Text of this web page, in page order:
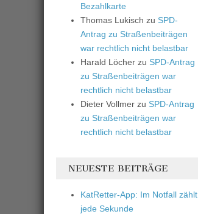
Bezahlkarte
Thomas Lukisch zu SPD-
Antrag zu Straßenbeiträgen
war rechtlich nicht belastbar
Harald Löcher zu SPD-Antrag
zu Straßenbeiträgen war
rechtlich nicht belastbar
Dieter Vollmer zu SPD-Antrag
zu Straßenbeiträgen war
rechtlich nicht belastbar
NEUESTE BEITRÄGE
KatRetter-App: Im Notfall zählt
jede Sekunde